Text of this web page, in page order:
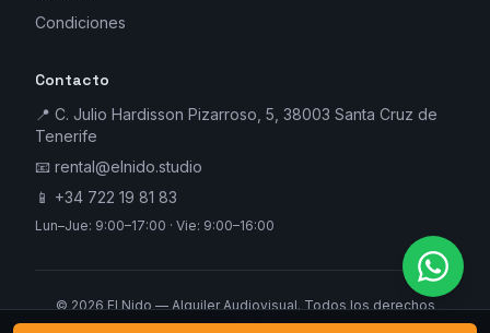
Condiciones
Contacto
📍 C. Julio Hardisson Pizarroso, 5, 38003 Santa Cruz de
Tenerife
📧 rental@elnido.studio
📱 +34 722 19 81 83
Lun–Jue: 9:00–17:00 · Vie: 9:00–16:00
© 2026 El Nido — Alquiler Audiovisual. Todos los derechos
reservados.